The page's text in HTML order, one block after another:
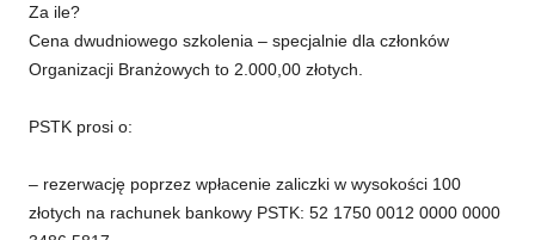
Za ile?
Cena dwudniowego szkolenia – specjalnie dla członków
Organizacji Branżowych to 2.000,00 złotych.
PSTK prosi o:
– rezerwację poprzez wpłacenie zaliczki w wysokości 100
złotych na rachunek bankowy PSTK: 52 1750 0012 0000 0000